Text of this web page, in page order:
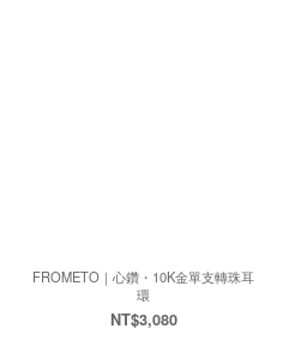
FROMETO｜心鑽・10K金單支轉珠耳
環
NT$3,080